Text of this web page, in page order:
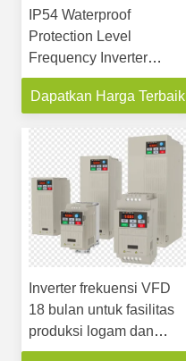
IP54 Waterproof
Protection Level
Frequency Inverter
dengan gaya buku
Badan sempit
Dapatkan Harga Terbaik
Inverter frekuensi VFD
18 bulan untuk fasilitas
produksi logam dan
plastik